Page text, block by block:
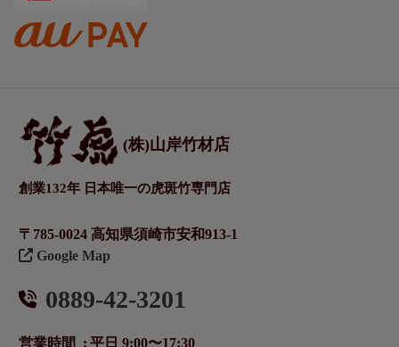
(株)山岸竹材店
創業132年 日本唯一の虎斑竹専門店
〒785-0024 高知県須崎市安和913-1
Google Map
0889-42-3201
営業時間 平日 9:00〜17:30